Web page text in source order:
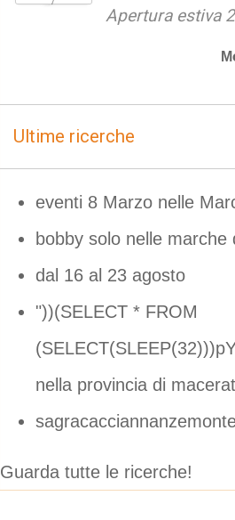
Apertura estiva
Ultime ricerche
eventi 8 Marzo nelle
bobby solo nelle marche
dal 16 al 23 agosto
"))(SELECT * FROM
nella provincia di
Guarda tutte le ricerche!